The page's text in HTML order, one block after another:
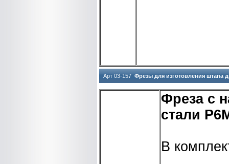
Арт 03-157 Фрезы для изготовления штапа
Фреза с
стали
В